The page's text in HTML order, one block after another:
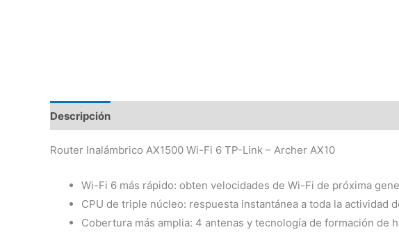
Descripción
Router Inalámbrico AX1500 Wi-Fi 6 TP-Link – Archer AX10
Wi-Fi 6 más rápido: obten velocidades de Wi-Fi de próxima
CPU de triple núcleo: respuesta instantánea a toda la actividad
Cobertura más amplia: 4 antenas y tecnología de formación de